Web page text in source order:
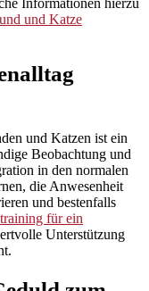
und Katze
und Katzen ist ein
Beobachtung und
in den normalen
die Anwesenheit
und bestenfalls
für ein
Unterstützung